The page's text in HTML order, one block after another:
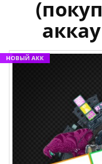
НОВЫЙ АКК